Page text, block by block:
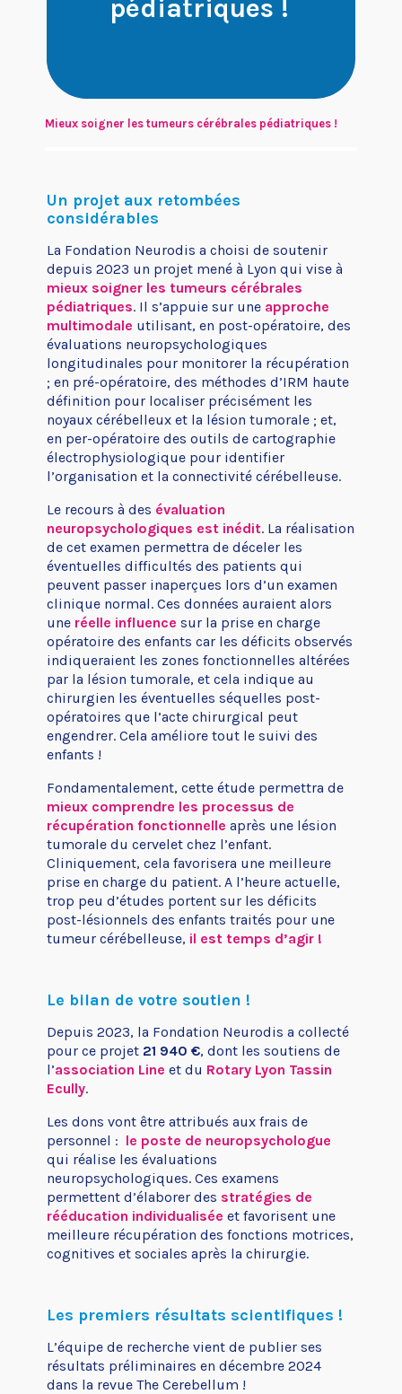
Je suis un patient ou un
Je cherche un financement
Je souhaite aider Neurodis Je suis une entreprise
pédiatriques !
Mieux soigner les tumeurs cérébrales pédiatriques !
Un projet aux retombées
considérables
La Fondation Neurodis a choisi de soutenir
depuis 2023 un projet mené à Lyon qui vise à
mieux soigner les tumeurs cérébrales
pédiatriques. Il s’appuie sur une approche
multimodale utilisant, en post-opératoire, des
évaluations neuropsychologiques
longitudinales pour monitorer la récupération
; en pré-opératoire, des méthodes d’IRM haute
définition pour localiser précisément les
noyaux cérébelleux et la lésion tumorale ; et,
en per-opératoire des outils de cartographie
électrophysiologique pour identifier
l’organisation et la connectivité cérébelleuse.
Le recours à des évaluation
neuropsychologiques est inédit. La réalisation
de cet examen permettra de déceler les
éventuelles difficultés des patients qui
peuvent passer inaperçues lors d’un examen
clinique normal. Ces données auraient alors
une réelle influence sur la prise en charge
opératoire des enfants car les déficits observés
indiqueraient les zones fonctionnelles altérées
par la lésion tumorale, et cela indique au
chirurgien les éventuelles séquelles post-
opératoires que l’acte chirurgical peut
engendrer. Cela améliore tout le suivi des
enfants !
Fondamentalement, cette étude permettra de
mieux comprendre les processus de
récupération fonctionnelle après une lésion
tumorale du cervelet chez l’enfant.
Cliniquement, cela favorisera une meilleure
prise en charge du patient. A l’heure actuelle,
trop peu d’études portent sur les déficits
post-lésionnels des enfants traités pour une
tumeur cérébelleuse, il est temps d’agir !
Le bilan de votre soutien !
Depuis 2023, la Fondation Neurodis a collecté
pour ce projet 21 940 €, dont les soutiens de
l’association Line et du Rotary Lyon Tassin
Ecully.
Les dons vont être attribués aux frais de
personnel : le poste de neuropsychologue
qui réalise les évaluations
neuropsychologiques. Ces examens
permettent d’élaborer des stratégies de
rééducation individualisée et favorisent une
meilleure récupération des fonctions motrices,
cognitives et sociales après la chirurgie.
Les premiers résultats scientifiques !
L’équipe de recherche vient de publier ses
résultats préliminaires en décembre 2024
dans la revue The Cerebellum !